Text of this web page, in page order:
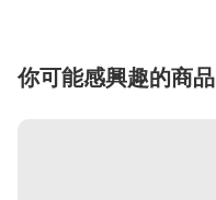
你可能感興趣的商品